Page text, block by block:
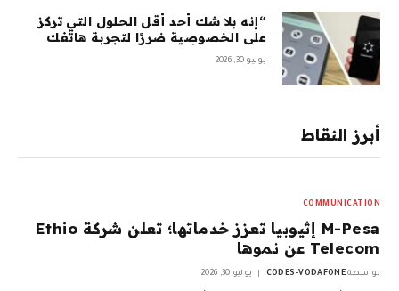
“إنه بلا شك أحد أقل الحلول التي تركز
على الخصوصية ضررًا لتجربة هاتفك
المحمول”: أمضيت شهرًا في اختبار
يوليو 30, 2026
أبرز النقاط
COMMUNICATION
M-Pesa إثيوبيا تعزز خدماتها؛ تعلن شركة Ethio
Telecom عن نموها
بواسطة CODES-VODAFONE يوليو 30, 2026